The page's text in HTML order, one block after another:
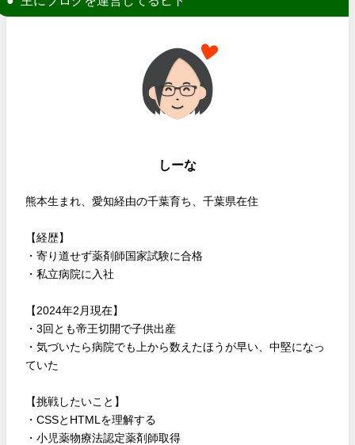
しーな
熊本生まれ、愛知経由の千葉育ち、千葉県在住
【経歴】
・寄り道せず薬剤師国家試験に合格
・私立病院に入社
【2024年2月現在】
・3回とも帝王切開で子供出産
・気づいたら病院でも上から数えたほうが早い、中堅になっ
ていた
【挑戦したいこと】
・CSSとHTMLを理解する
・小児薬物療法認定薬剤師取得